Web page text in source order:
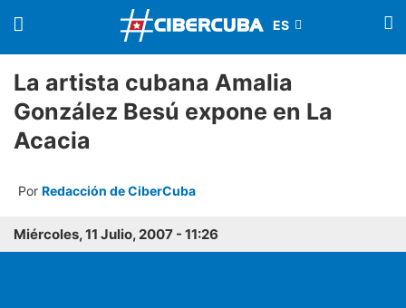
La artista cubana Amalia
González Besú expone en La
Acacia
Por Redacción de CiberCuba
Miércoles, 11 Julio, 2007 - 11:26